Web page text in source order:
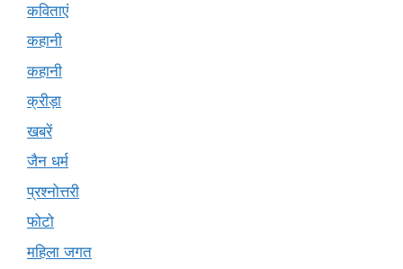
कविताएं
कहानी
कहानी
क्रीड़ा
खबरें
जैन धर्म
प्रश्नोत्तरी
फोटो
महिला जगत